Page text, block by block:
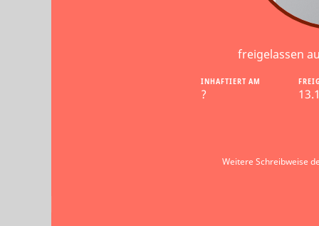
freigelassen
INHAFTIERT AM
?
Weitere Schreibweise